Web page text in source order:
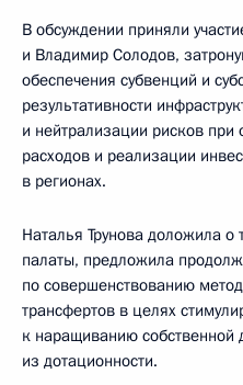
В обсуждении приняли
и Владимир Солодов,
обеспечения субвенций и
результативности
и нейтрализации рисков
расходов и реализации
в регионах.
Наталья Трунова доложила о
палаты, предложила
по совершенствованию
трансфертов в целях
к наращиванию собственной
из дотационности.